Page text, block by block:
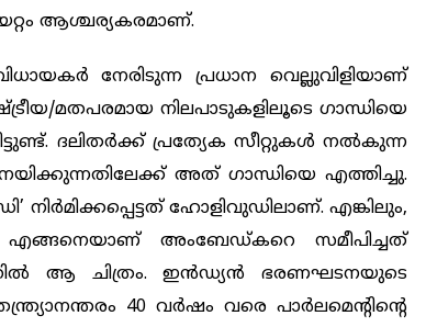
ആശ്ചര്യകരമാണ്.
നേരിടുന്ന പ്രധാന വെല്ലുവിളിയാണ്
മതപരമായ നിലപാടുകളിലൂടെ ഗാന്ധിയെ
ദലിതര്‍ക്ക് പ്രത്യേക സീറ്റുകള്‍ നൽകുന്ന
അത് ഗാന്ധിയെ എത്തിച്ചു.
നിര്‍മിക്കപ്പെട്ടത് ഹോളിവുഡിലാണ്. എങ്കിലും,
അംബേഡ്കറെ സമീപിച്ചത്
ആ ചിത്രം. ഇൻഡ്യൻ ഭരണഘടനയുടെ
40 വര്‍ഷം വരെ പാര്‍ലമെന്റിന്റെ